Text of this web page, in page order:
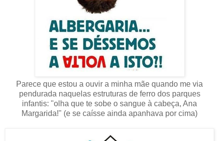
Parece que estou a ouvir a minha mãe quando me via
pendurada naquelas estruturas de ferro dos parques
infantis: "olha que te sobe o sangue à cabeça, Ana
Margarida!" (e se caísse ainda apanhava por cima)